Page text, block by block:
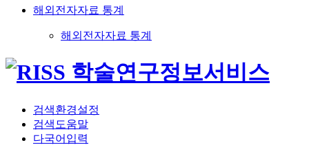
해외전자자료 통계
해외전자자료 통계
검색환경설정
검색도움말
다국어입력